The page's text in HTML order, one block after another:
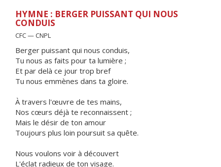
HYMNE : BERGER PUISSANT QUI NOUS
CONDUIS
CFC — CNPL
Berger puissant qui nous conduis,
Tu nous as faits pour ta lumière ;
Et par delà ce jour trop bref
Tu nous emmènes dans ta gloire.
À travers l'œuvre de tes mains,
Nos cœurs déjà te reconnaissent ;
Mais le désir de ton amour
Toujours plus loin poursuit sa quête.
Nous voulons voir à découvert
L'éclat radieux de ton visage.